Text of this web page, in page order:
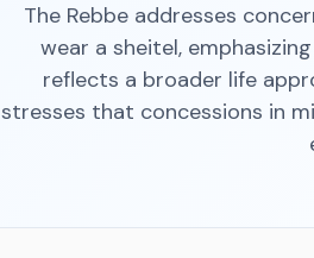
The Rebbe addresses
wear a sheitel,
reflects a broader life
stresses that concessions in